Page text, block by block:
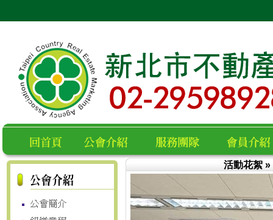
空白回首頁 公會介紹 服務團隊 會員名錄
活動花絮»